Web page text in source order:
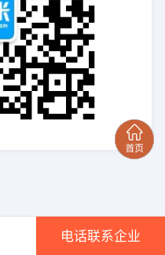
电话联系企业